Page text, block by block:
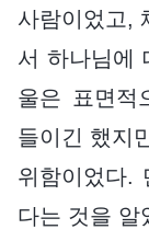
사람이었고,
서 하나님에
울은 표면적
들이긴 했지
위함이었다.
다는 것을 알